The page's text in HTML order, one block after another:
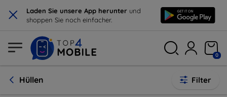
× Laden Sie unsere App herunter und
shoppen Sie noch einfacher.
0
Hüllen Filter